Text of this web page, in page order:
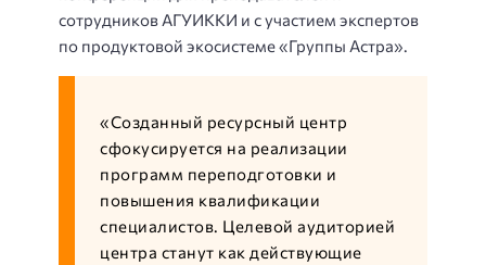
сотрудников АГУИККИ и с участием экспертов
по продуктовой экосистеме «Группы Астра».
«Созданный ресурсный центр
сфокусируется на реализации
программ переподготовки и
повышения квалификации
специалистов. Целевой аудиторией
центра станут как действующие